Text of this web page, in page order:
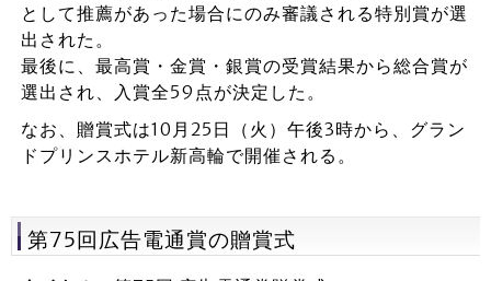
として推薦があった場合にのみ審議される特別賞が選
出された。
最後に、最高賞・金賞・銀賞の受賞結果から総合賞が
選出され、入賞全59点が決定した。
なお、贈賞式は10月25日（火）午後3時から、グラン
ドプリンスホテル新高輪で開催される。
第75回広告電通賞の贈賞式